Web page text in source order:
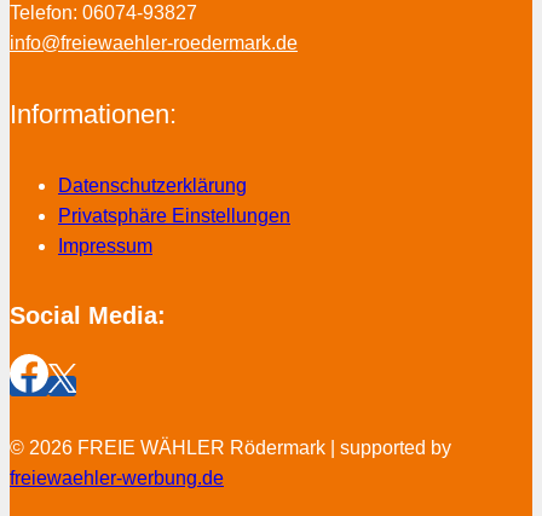
Telefon: 06074-93827
info@freiewaehler-roedermark.de
Informationen:
Datenschutzerklärung
Privatsphäre Einstellungen
Impressum
Social Media:
© 2026 FREIE WÄHLER Rödermark | supported by
freiewaehler-werbung.de